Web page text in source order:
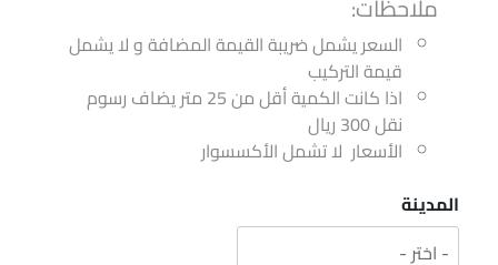
ملاحظات:
السعر يشمل ضريبة القيمة المضافة و لا يشمل
قيمة التركيب
اذا كانت الكمية أقل من 25 متر يضاف رسوم
نقل 300 ريال
الأسعار لا تشمل الأكسسوار
المدينة